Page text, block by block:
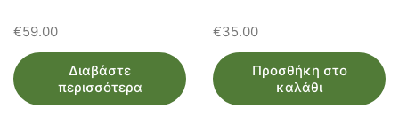
€59.00
Διαβάστε
περισσότερα
€35.00
Προσθήκη στο
καλάθι